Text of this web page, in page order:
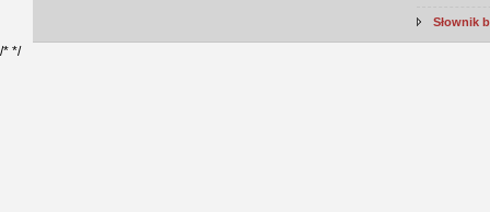
Słownik
/* */